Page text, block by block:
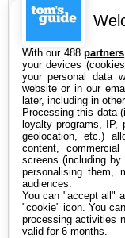
Magnifique écran
Excellente
Sons de qualité
Bonne
Fréquence
Énorme pavé
Lecteur
Connectique
ON N’AIME PAS
With our 488partners
your devices
your personal data
website or in our
later, including in
Processing this data
loyalty programs, IP,
geolocation, etc.)
content,
screens (including
personalising them,
audiences.
You can "accept all"
"cookie" icon. You
processing activities
valid for 6 months.